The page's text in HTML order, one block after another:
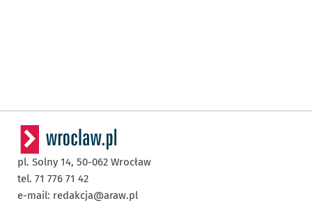
pl. Solny 14, 50-062 Wrocław
tel. 71 776 71 42
e-mail: redakcja@araw.pl